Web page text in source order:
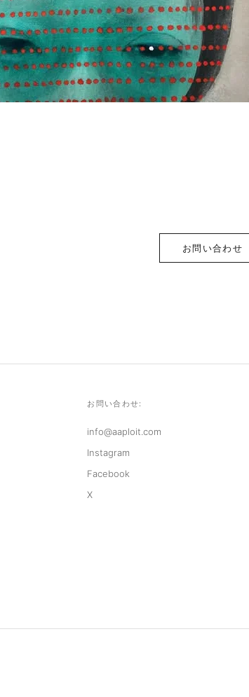
お問い合わせ
お問い合わせ:
info@aaploit.com
Instagram
Facebook
X